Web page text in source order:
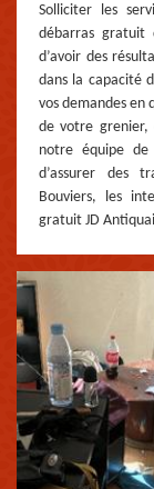
Solliciter les
débarras gratuit
d’avoir des
dans la capacité
vos demandes en
de votre grenier,
notre équipe de
d’assurer des
Bouviers, les
gratuit JD